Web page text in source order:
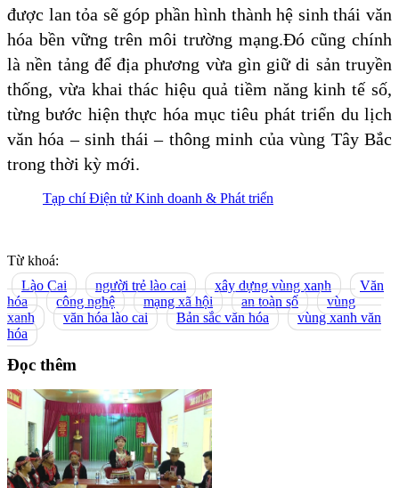
được lan tỏa sẽ góp phần hình thành hệ sinh thái văn
hóa bền vững trên môi trường mạng.Đó cũng chính
là nền tảng để địa phương vừa gìn giữ di sản truyền
thống, vừa khai thác hiệu quả tiềm năng kinh tế số,
từng bước hiện thực hóa mục tiêu phát triển du lịch
văn hóa – sinh thái – thông minh của vùng Tây Bắc
trong thời kỳ mới.
Tạp chí Điện tử Kinh doanh & Phát triển
Từ khoá:
Lào Cai
người trẻ lào cai xây dựng vùng xanh
Văn
hóa
công nghệ mạng xã hội an toàn số
vùng
xanh
văn hóa lào cai Bản sắc văn hóa
vùng xanh văn
hóa
Đọc thêm